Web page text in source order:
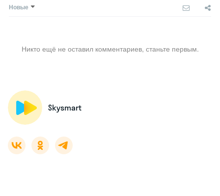
Новые
Никто ещё не оставил комментариев, станьте первым.
Skysmart